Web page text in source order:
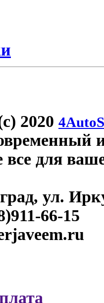
2020
все для
ул.
66-15